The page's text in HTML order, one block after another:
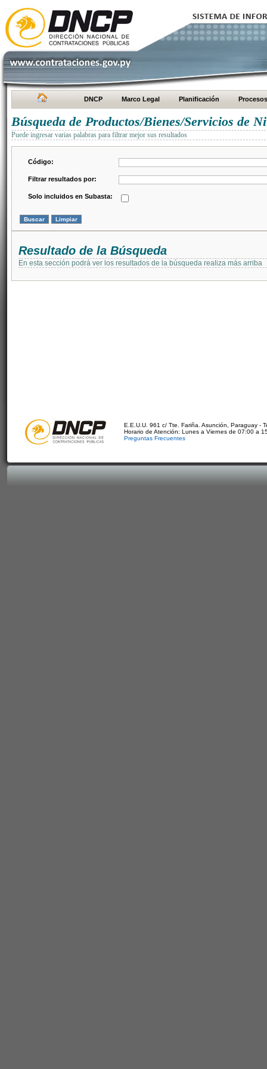
DNCP Marco Legal Planificación Procesos
Búsqueda de Productos/Bienes/Servicios de
Puede ingresar varias palabras para filtrar mejor sus resultados
Código:
Filtrar resultados por:
Solo incluidos en Subasta:
Resultado de la Búsqueda
En esta sección podrá ver los resultados de la búsqueda realiza más arriba
E.E.U.U. 961 c/ Tte. Fariña. Asunción, Paraguay -
Horario de Atención: Lunes a Viernes de 07:00 a
Preguntas Frecuentes